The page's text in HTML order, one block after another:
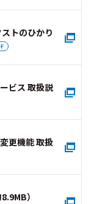
トのひかり
ビス 取扱説
更機能 取扱
）